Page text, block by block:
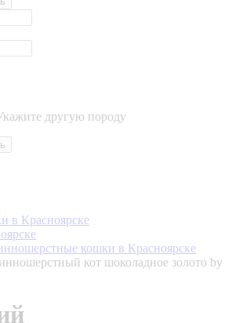
другую породу
в Красноярске
кошки в Красноярске
кот шоколадное золото by